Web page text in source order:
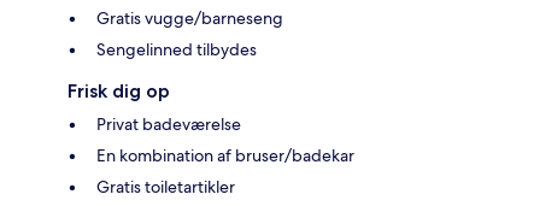
Gratis vugge/barneseng
Sengelinned tilbydes
Frisk dig op
Privat badeværelse
En kombination af bruser/badekar
Gratis toiletartikler